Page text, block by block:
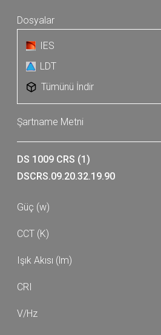
IES
LDT
Tümünü İndir
DS 1009 CRS (1)
DSCRS.09.20.32.19.90